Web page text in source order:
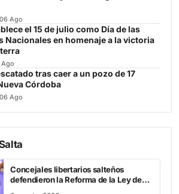
el 15 de julio como Día de las
Nacionales en homenaje a la victoria
tras caer a un pozo de 17
Córdoba
Ago
defendieron la Reforma de la Ley de
Tierras
6 agosto, 2026